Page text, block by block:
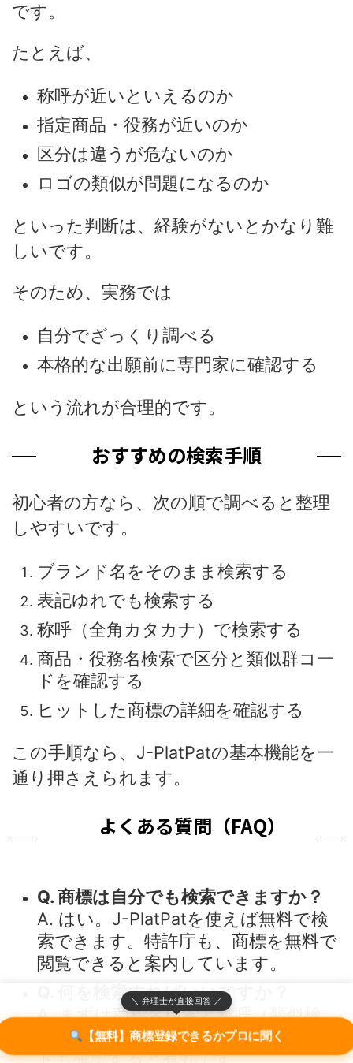
です。
たとえば、
称呼が近いといえるのか
指定商品・役務が近いのか
区分は違うが危ないのか
ロゴの類似が問題になるのか
といった判断は、経験がないとかなり難
しいです。
そのため、実務では
自分でざっくり調べる
本格的な出願前に専門家に確認する
という流れが合理的です。
おすすめの検索手順
初心者の方なら、次の順で調べると整理
しやすいです。
ブランド名をそのまま検索する
表記ゆれでも検索する
称呼（全角カタカナ）で検索する
商品・役務名検索で区分と類似群コー
ドを確認する
ヒットした商標の詳細を確認する
この手順なら、J-PlatPatの基本機能を一
通り押さえられます。
よくある質問（FAQ）
Q. 商標は自分でも検索できますか？
A. はい。J-PlatPatを使えば無料で検
索できます。特許庁も、商標を無料で
閲覧できると案内しています。
Q. 何を検索すればいいですか？
A. まずは商標名検索と称呼（類似検
索）です。加えて、区分や類似群コー
ドも確認すると有効です。
＼ 弁理士が直接回答 ／
【無料】商標登録できるかプロに聞く